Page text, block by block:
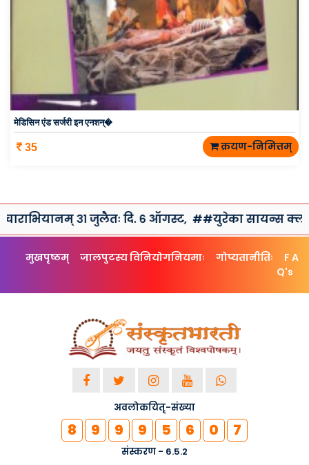
मेडिसिन एंड सर्जरी इन एनशन्�
35 क्रयण-निमित्तम्
३१ जुलैतः दि. ६ ऑगस्ट,##युरेका सायन्स क्लब तथा
मुखपृष्ठम् जालपुटस्य विनियोगनियमाः गोप्यतानीतिः
F A
Q's
अवलोकयितृ-संख्या
8 9 9 9 5 6 0 7
संस्करण - 6.5.2